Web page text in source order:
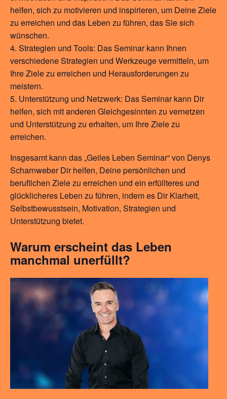
helfen, sich zu motivieren und inspirieren, um Deine Ziele
zu erreichen und das Leben zu führen, das Sie sich
wünschen.
Strategien und Tools: Das Seminar kann Ihnen
verschiedene Strategien und Werkzeuge vermitteln, um
Ihre Ziele zu erreichen und Herausforderungen zu
meistern.
Unterstützung und Netzwerk: Das Seminar kann Dir
helfen, sich mit anderen Gleichgesinnten zu vernetzen
und Unterstützung zu erhalten, um Ihre Ziele zu
erreichen.
Insgesamt kann das „Geiles Leben Seminar“ von Denys
Scharnweber Dir helfen, Deine persönlichen und
beruflichen Ziele zu erreichen und ein erfüllteres und
glücklicheres Leben zu führen, indem es Dir Klarheit,
Selbstbewusstsein, Motivation, Strategien und
Unterstützung bietet.
Warum erscheint das Leben
manchmal unerfüllt?